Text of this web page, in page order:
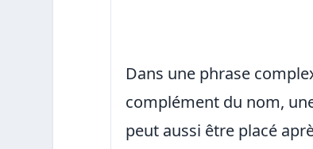
Dans une phrase
complément du nom,
peut aussi être placé